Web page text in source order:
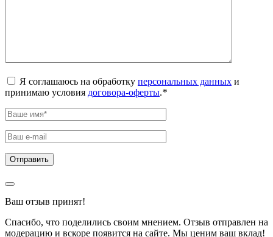
Я соглашаюсь на обработку персональных данных и
принимаю условия договора-оферты.*
Ваш отзыв принят!
Спасибо, что поделились своим мнением. Отзыв отправлен на
модерацию и вскоре появится на сайте. Мы ценим ваш вклад!